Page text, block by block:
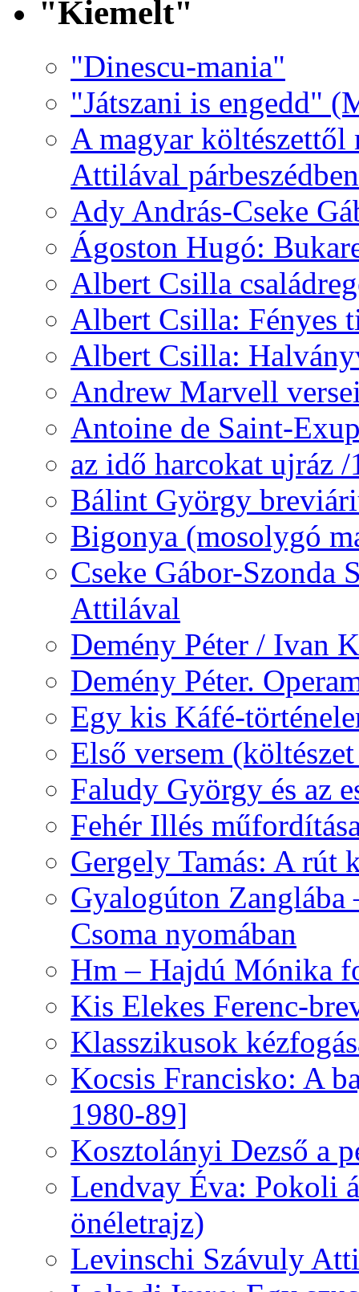
"Kiemelt"
"Dinescu-mania"
"Játszani is engedd"
A magyar
Attilával párbeszédben
Ady András-Cseke
Ágoston Hugó:
Albert Csilla
Albert Csilla: Fényes
Albert Csilla:
Andrew Marvell
Antoine de Saint-
az idő harcokat ujráz
Bálint György
Bigonya (mosolygó
Cseke Gábor-Szonda
Attilával
Demény Péter / Ivan
Demény Péter.
Egy kis Káfé-
Első versem
Faludy György és az
Fehér Illés
Gergely Tamás: A rút
Gyalogúton Zanglába
Csoma nyomában
Hm – Hajdú Mónika
Kis Elekes Ferenc-
Klasszikusok
Kocsis Francisko: A
1980-89]
Kosztolányi Dezső a
Lendvay Éva: Pokoli
önéletrajz)
Levinschi Szávuly